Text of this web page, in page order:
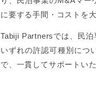
に要する手間・コストを
Tabiji Partnersでは、民
いずれの許認可種別につ
で、一貫してサポートいた